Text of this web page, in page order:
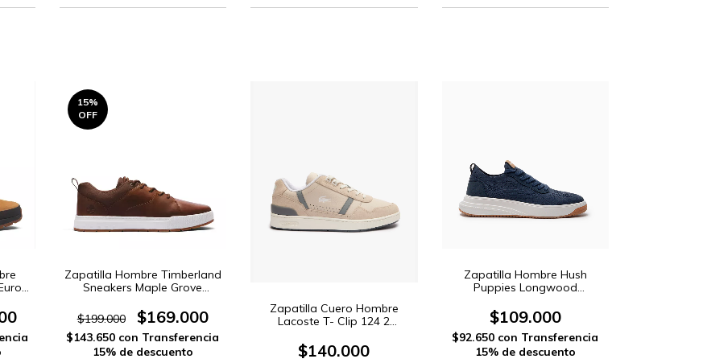
15%
OFF
Zapatilla Hombre Timberland
Sneakers Maple Grove
$199.000
$169.000
$143.650 con Transferencia
15% de descuento
Zapatilla Cuero Hombre
Lacoste T- Clip 124 2
$140.000
Zapatilla Hombre Hush
Puppies Longwood
$109.000
$92.650 con Transferencia
15% de descuento